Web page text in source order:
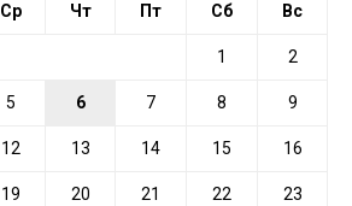
Ср Чт Пт Сб Вс
1 2
5 6 7 8 9
12 13 14 15 16
19 20 21 22 23